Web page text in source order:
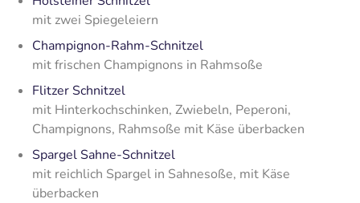
mit zwei Spiegeleiern
Champignon-Rahm-Schnitzel
mit frischen Champignons in Rahmsoße
Flitzer Schnitzel
mit Hinterkochschinken, Zwiebeln, Peperoni,
Champignons, Rahmsoße mit Käse überbacken
Spargel Sahne-Schnitzel
mit reichlich Spargel in Sahnesoße, mit Käse
überbacken